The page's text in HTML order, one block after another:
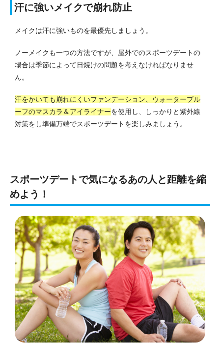
汗に強いメイクで崩れ防止
メイクは汗に強いものを最優先しましょう。
ノーメイクも一つの方法ですが、屋外でのスポーツデートの
場合は季節によって日焼けの問題を考えなければなりませ
ん。
汗をかいても崩れにくいファンデーション、ウォータープル
ーフのマスカラ＆アイライナーを使用し、しっかりと紫外線
対策をし準備万端でスポーツデートを楽しみましょう。
スポーツデートで気になるあの人と距離を縮
めよう！